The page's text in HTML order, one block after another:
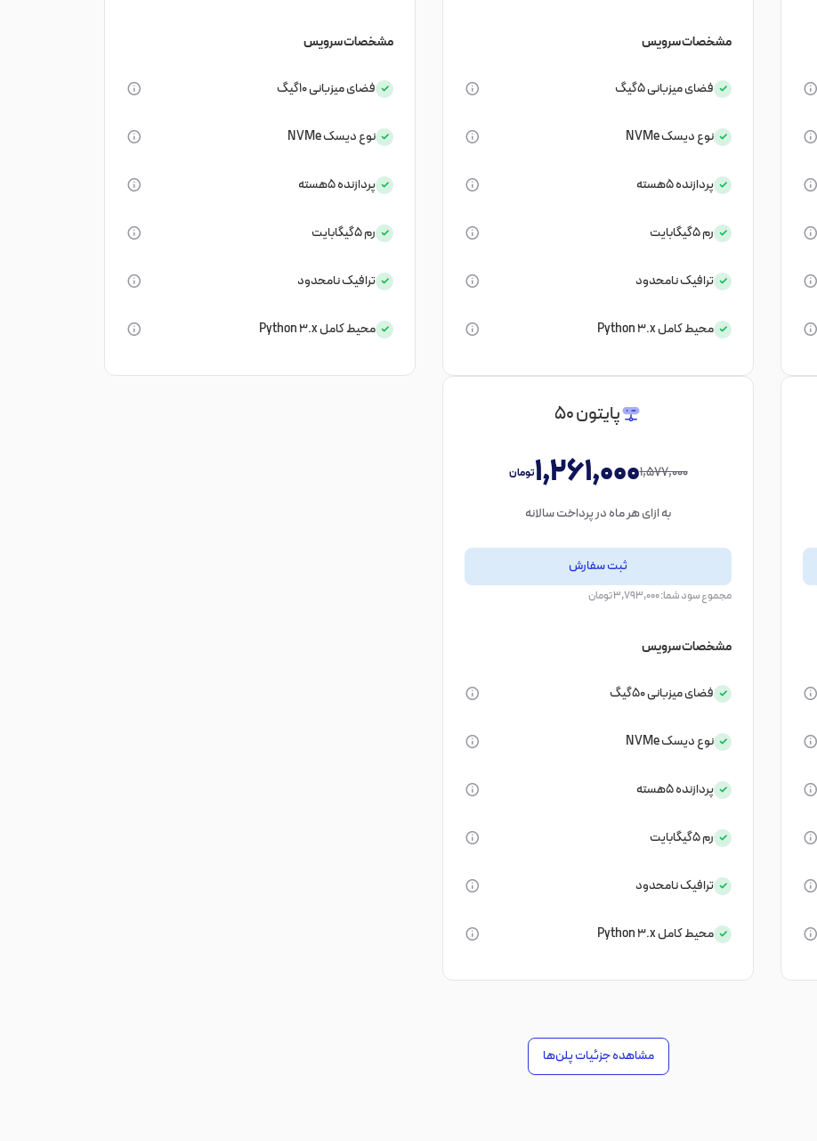
مشخصات سرویس
فضای میزبانی5گیگ
نوع دیسکNVMe
پردازنده5هسته
رم5گیگابایت
ترافیکنامحدود
محیط کامل Python 3.x
مشخصات سرویس
فضای میزبانی10گیگ
نوع دیسکNVMe
پردازنده5هسته
رم5گیگابایت
ترافیکنامحدود
محیط کامل Python 3.x
پایتون 50
1,577,000
1,261,000تومان
به ازای هر ماه در پرداخت سالانه
ثبت سفارش
مجموع سود شما: 3,793,000 تومان
مشخصات سرویس
فضای میزبانی50گیگ
نوع دیسکNVMe
پردازنده5هسته
رم5گیگابایت
ترافیکنامحدود
محیط کامل Python 3.x
مشاهده جزئیات پلن‌ها